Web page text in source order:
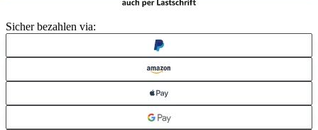
Sicher bezahlen via: